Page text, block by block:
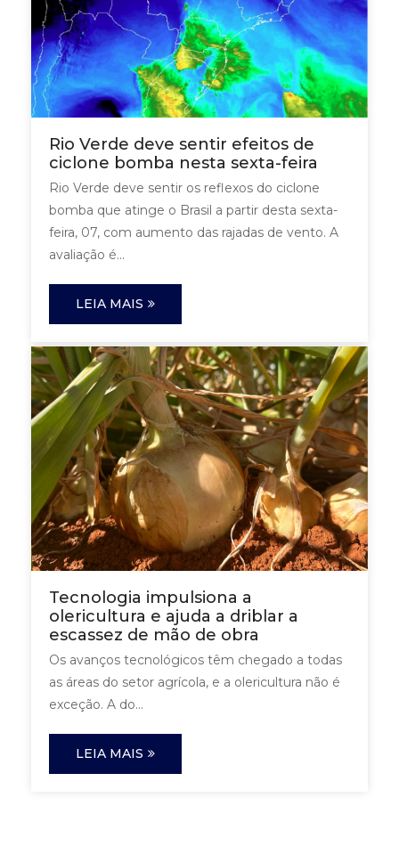
Rio Verde deve sentir efeitos de
ciclone bomba nesta sexta-feira
Rio Verde deve sentir os reflexos do ciclone
bomba que atinge o Brasil a partir desta sexta-
feira, 07, com aumento das rajadas de vento. A
avaliação é...
LEIA MAIS
Tecnologia impulsiona a
olericultura e ajuda a driblar a
escassez de mão de obra
Os avanços tecnológicos têm chegado a todas
as áreas do setor agrícola, e a olericultura não é
exceção. A do...
LEIA MAIS